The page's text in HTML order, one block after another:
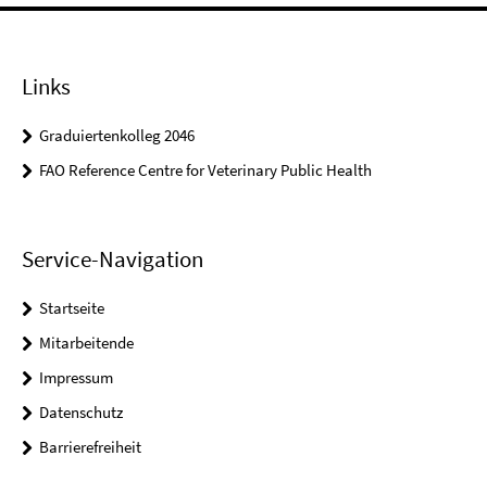
Links
Graduiertenkolleg 2046
FAO Reference Centre for Veterinary Public Health
Service-Navigation
Startseite
Mitarbeitende
Impressum
Datenschutz
Barrierefreiheit